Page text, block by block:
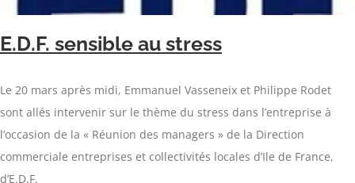
E.D.F. sensible au stress
Le 20 mars après midi, Emmanuel Vasseneix et Philippe Rodet
sont allés intervenir sur le thème du stress dans l’entreprise à
l’occasion de la « Réunion des managers » de la Direction
commerciale entreprises et collectivités locales d’Ile de France,
d’E.D.F.